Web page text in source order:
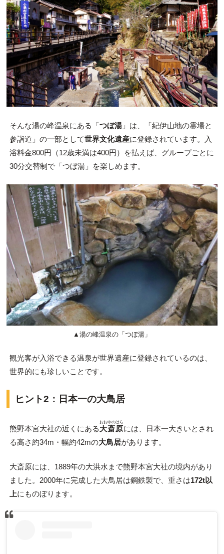
そんな湯の峰温泉にある「つぼ湯」は、「紀伊山地の霊場と
参詣道」の一部として世界文化遺産に登録されています。入
浴料金800円（12歳未満は400円）を払えば、グループごとに
30分交替制で「つぼ湯」を楽しめます。
▲湯の峰温泉の「つぼ湯」
観光客が入浴できる温泉が世界遺産に登録されているのは、
世界的にも珍しいことです。
ヒント2：日本一の大鳥居
熊野本宮大社の近くにある大斎原
おおゆのはら
には、日本一大きいとされ
る高さ約34m・幅約42mの大鳥居があります。
大斎原には、1889年の大洪水まで熊野本宮大社の境内があり
ました。2000年に完成した大鳥居は鋼鉄製で、重さは172t以
上にものぼります。